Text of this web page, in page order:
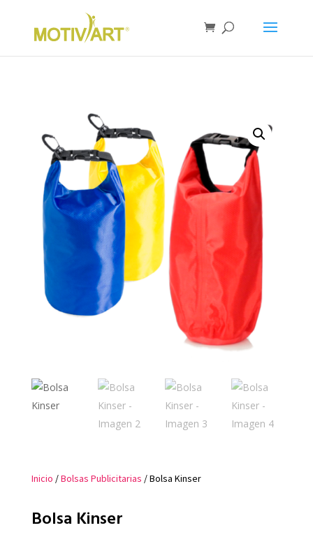
Inicio /Bolsas Publicitarias / Bolsa Kinser
Bolsa Kinser